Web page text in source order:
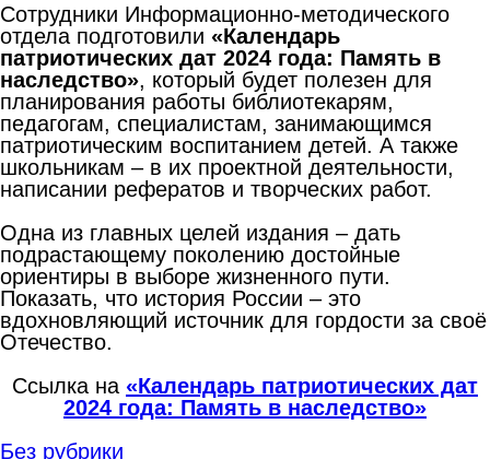
Сотрудники Информационно-методического
отдела подготовили «Календарь
патриотических дат 2024 года: Память в
наследство», который будет полезен для
планирования работы библиотекарям,
педагогам, специалистам, занимающимся
патриотическим воспитанием детей. А также
школьникам – в их проектной деятельности,
написании рефератов и творческих работ.
Одна из главных целей издания – дать
подрастающему поколению достойные
ориентиры в выборе жизненного пути.
Показать, что история России – это
вдохновляющий источник для гордости за своё
Отечество.
Ссылка на «Календарь патриотических дат
2024 года: Память в наследство»
Без рубрики